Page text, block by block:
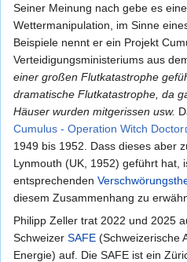
Seiner Meinung nach gebe es
Wettermanipulation, im Sinne
Beispiele nennt er ein Projekt
Verteidigungsministeriums aus
einer großen Flutkatastrophe
dramatische Flutkatastrophe, da
Häuser wurden mitgerissen usw.
Cumulus - Operation Witch Doctor
1949 bis 1952. Dass dieses aber
Lynmouth (UK, 1952) geführt hat,
entsprechenden
diesem Zusammenhang zu
Philipp Zeller trat 2022 und 2025
Schweizer SAFE (Schweizerische
Energie) auf. Die SAFE ist ein